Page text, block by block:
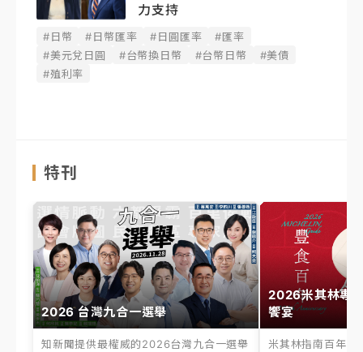
力支持
#日幣 #日幣匯率 #日圓匯率
#匯率
#美元兌日圓
#台幣換日幣 #台幣日幣
#美債
#殖利率
特刊
2026 台灣九合一選舉
知新聞提供最權威的2026台灣九合一選舉
2026米其林專
饗宴
米其林指南百年之